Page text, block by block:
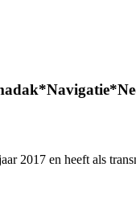
2017 en heeft als